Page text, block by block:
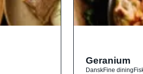
Geranium
DanskFine dining